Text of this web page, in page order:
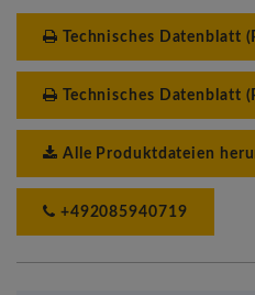
Technisches Datenblatt
Technisches Datenblatt
Alle Produktdateien
+492085940719